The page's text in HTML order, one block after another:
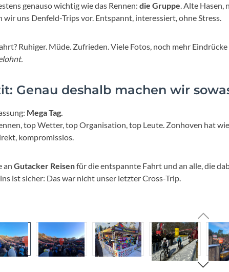
Tenways
Widek
Yazoo
genauso wichtig wie das Rennen: die Gruppe. Alte Hasen,
wir uns Denfeld-Trips vor. Entspannt, interessiert, ohne Stress.
Ruhiger. Müde. Zufrieden. Viele Fotos, noch mehr
Genau deshalb machen wir
Mega Tag.
top Wetter, top Organisation, top Leute. Zonhoven hat
kompromisslos.
an Gutacker Reisenfür die entspannte Fahrt und an alle, die
ist sicher: Das war nicht unser letzter Cross-Trip.